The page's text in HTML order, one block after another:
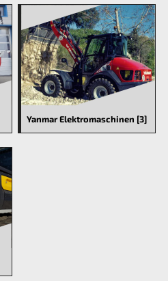
Yanmar Elektromaschinen [3]